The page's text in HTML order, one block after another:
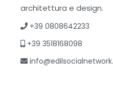
architettura e design.
+39 0808642233
+39 3518168098